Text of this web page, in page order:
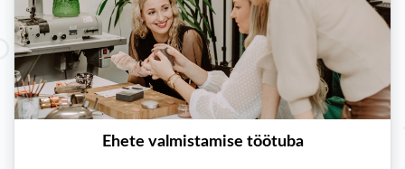
Ehete valmistamise töötuba